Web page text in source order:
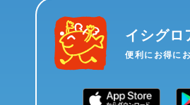
イシグロ
便利にお得に